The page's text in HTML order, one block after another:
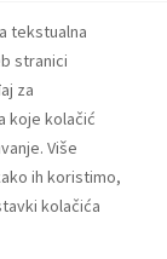
tekstualna
stranici
za
koje kolačić
Više
ih koristimo,
kolačića